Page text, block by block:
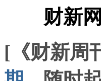
财新
[《财新周